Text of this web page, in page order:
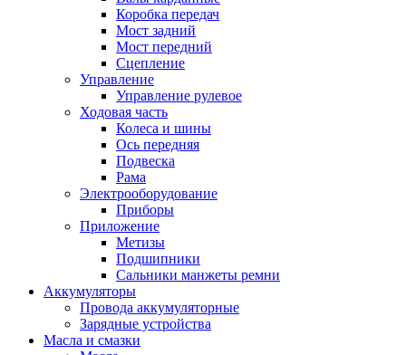
Коробка передач
Мост задний
Мост передний
Сцепление
Управление
Управление рулевое
Ходовая часть
Колеса и шины
Ось передняя
Подвеска
Рама
Электрооборудование
Приборы
Приложение
Метизы
Подшипники
Сальники манжеты ремни
Аккумуляторы
Провода аккумуляторные
Зарядные устройства
Масла и смазки